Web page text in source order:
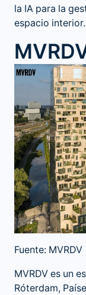
la IA para la
espacio interior.
Fuente: MVRDV
MVRDV es un
Róterdam,